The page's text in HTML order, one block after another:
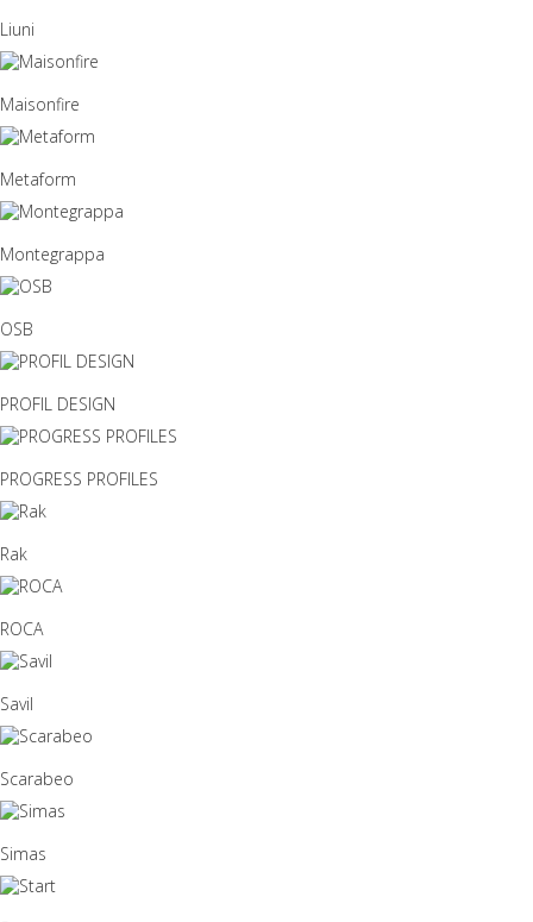
Liuni
Maisonfire
Metaform
Montegrappa
OSB
PROFIL DESIGN
PROGRESS PROFILES
Rak
ROCA
Savil
Scarabeo
Simas